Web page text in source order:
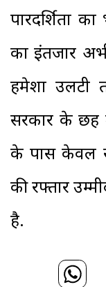
पारदर्शिता
का इंतजार
हमेशा उलटी
सरकार के छह
के पास केवल
की रफ्तार
है.